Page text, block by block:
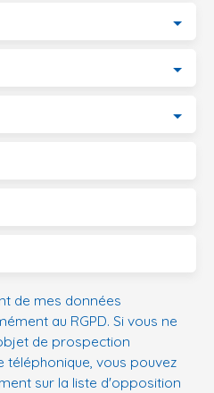
de mes données
au RGPD. Si vous ne
de prospection
téléphonique, vous pouvez
sur la liste d'opposition